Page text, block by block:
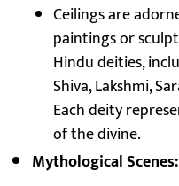
Ceilings are
paintings or
Hindu deities,
Shiva, Lakshmi,
Each deity
of the divine.
Mythological Scenes: